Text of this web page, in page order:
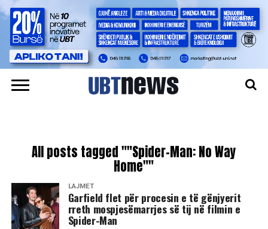
All posts tagged ""Spider-Man: No Way
Home""
LAJMET
Garfield flet për procesin e të gënjyerit
rreth mospjesëmarrjes së tij në filmin e
Spider-Man